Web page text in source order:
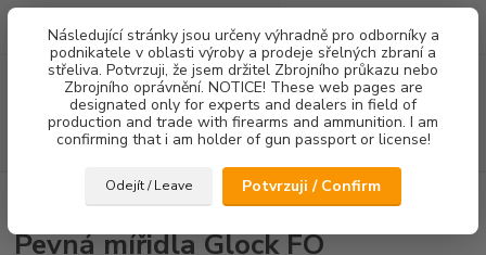
Následující stránky jsou určeny výhradně pro odborníky a
podnikatele v oblasti výroby a prodeje sřelných zbraní a
střeliva. Potvrzuji, že jsem držitel Zbrojního průkazu nebo
Zbrojního oprávnění. NOTICE! These web pages are
designated only for experts and dealers in field of
production and trade with firearms and ammunition. I am
confirming that i am holder of gun passport or license!
Odejít / Leave Potvrzuji / Confirm
Menu
Hledat
za0,00 Kč
Pevná mířidla Glock FO
Pevná mířidla Glock FO